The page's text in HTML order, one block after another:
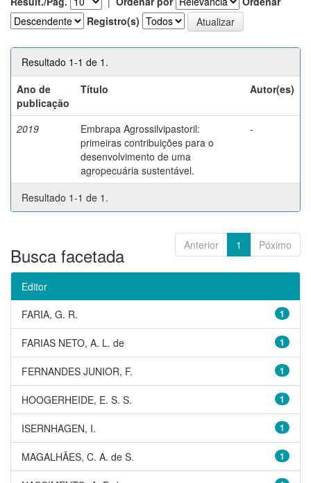
Registro(s)
Resultado 1-1 de 1.
Ano de
publicação
Título Autor(es)
2019
Embrapa Agrossilvipastoril:
primeiras contribuições para o
desenvolvimento de uma
agropecuária sustentável.
-
Resultado 1-1 de 1.
Anterior 1 Póximo
Busca facetada
Editor
1
FARIA, G. R.
1
FARIAS NETO, A. L. de
1
FERNANDES JUNIOR, F.
1
HOOGERHEIDE, E. S. S.
1
ISERNHAGEN, I.
1
MAGALHÃES, C. A. de S.